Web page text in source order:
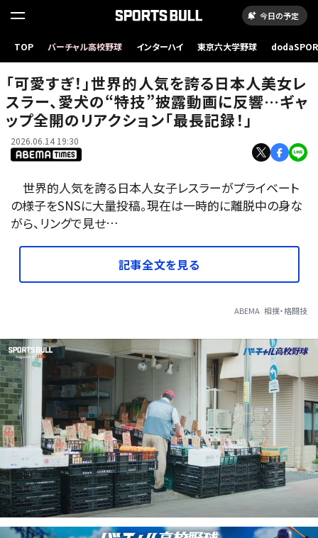
今日の予定
TOP バーチャル高校野球 インターハイ 東京六大学野球
プ全開のリアクション「最長記録！」
「可愛すぎ！」世界的人気を誇る日本人美女レ
スラー、愛犬の“特技”披露動画に反響…ギャ
ップ全開のリアクション「最長記録！」
2026.06.14 19:30
世界的人気を誇る日本人女子レスラーがプライベート
の様子をSNSに大量投稿。現在は一時的に離脱中の身な
がら、リングで見せ…
記事全文を見る
ABEMA 相撲・格闘技